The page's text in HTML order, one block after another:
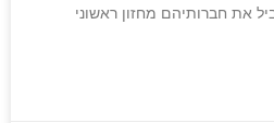
את חברותיהם מחזון ראשוני